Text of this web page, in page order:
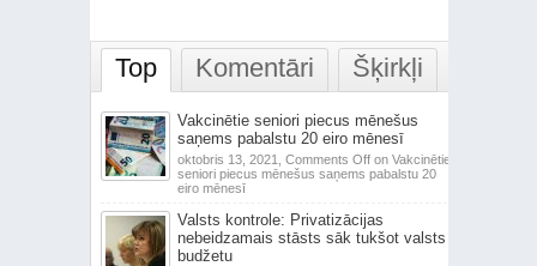
Top Komentāri Šķirkļi
Vakcinētie seniori piecus mēnešus
saņems pabalstu 20 eiro mēnesī
oktobris 13, 2021, Comments Offon Vakcinētie
seniori piecus mēnešus saņems pabalstu 20
eiro mēnesī
Valsts kontrole: Privatizācijas
nebeidzamais stāsts sāk tukšot valsts
budžetu